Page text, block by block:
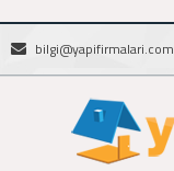
bilgi@yapifirmalari.com